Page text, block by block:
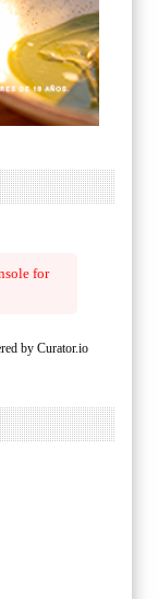
for
by Curator.io